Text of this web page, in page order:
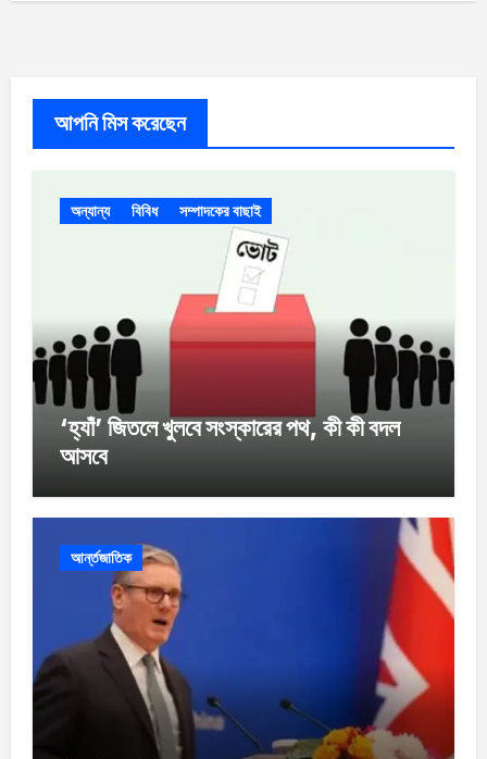
আপনি মিস করেছেন
অন্যান্য বিবিধ সম্পাদকের বাছাই
‘হ্যাঁ’ জিতলে খুলবে সংস্কারের পথ, কী কী বদল
আসবে
আর্ন্তজাতিক